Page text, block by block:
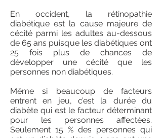
En occident, la rétinopathie
diabétique est la cause majeure de
cécité parmi les adultes au-dessous
de 65 ans puisque les diabétiques ont
25 fois plus de chances de
développer une cécité que les
personnes non diabétiques.
Même si beaucoup de facteurs
entrent en jeu, c’est la durée du
diabète qui est le facteur déterminant
pour les personnes affectées.
Seulement 15 % des personnes qui